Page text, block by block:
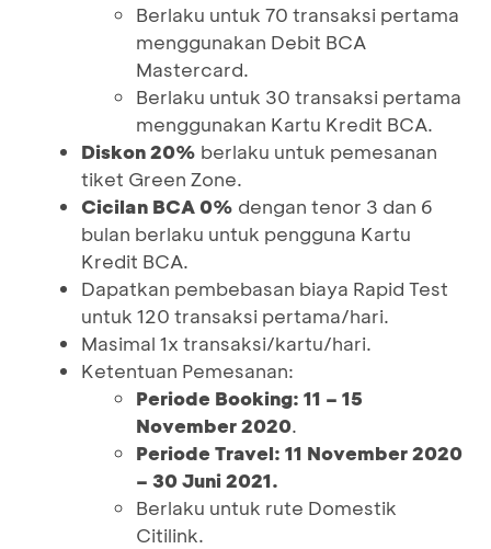
Berlaku untuk 70 transaksi pertama
menggunakan Debit BCA
Mastercard.
Berlaku untuk 30 transaksi pertama
menggunakan Kartu Kredit BCA.
Diskon 20% berlaku untuk pemesanan
tiket Green Zone.
Cicilan BCA 0% dengan tenor 3 dan 6
bulan berlaku untuk pengguna Kartu
Kredit BCA.
Dapatkan pembebasan biaya Rapid Test
untuk 120 transaksi pertama/hari.
Masimal 1x transaksi/kartu/hari.
Ketentuan Pemesanan:
Periode Booking: 11 – 15
November 2020.
Periode Travel: 11 November 2020
– 30 Juni 2021.
Berlaku untuk rute Domestik
Citilink.